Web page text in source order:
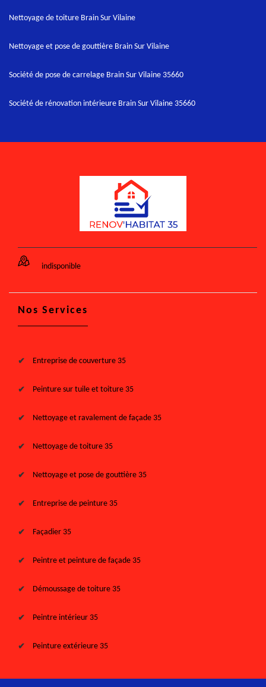
Nettoyage de toiture Brain Sur Vilaine
Nettoyage et pose de gouttière Brain Sur Vilaine
Société de pose de carrelage Brain Sur Vilaine 35660
Société de rénovation intérieure Brain Sur Vilaine 35660
indisponible
Nos Services
Entreprise de couverture 35
Peinture sur tuile et toiture 35
Nettoyage et ravalement de façade 35
Nettoyage de toiture 35
Nettoyage et pose de gouttière 35
Entreprise de peinture 35
Façadier 35
Peintre et peinture de façade 35
Démoussage de toiture 35
Peintre intérieur 35
Peinture extérieure 35